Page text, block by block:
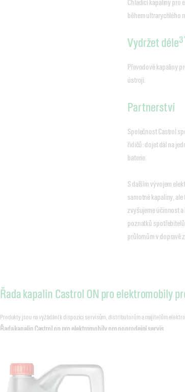
Chladicí kapaliny pro
během ultrarychlého
Vydržet déle
Převodové kapaliny
ústrojí.
Partnerství
Společnost Castrol
řidičů: dojet dál na
baterie.
S dalším vývojem
samotné kapaliny,
zvyšujeme účinnost
poznatků
průlomům v dopravě
Řada kapalin Castrol ON pro elektromobily
Produkty jsou na vyžádání k dispozici servisům, distributorům a majitelům
Řada kapalin Castrol on pro elektromobily pro poprodejní servis